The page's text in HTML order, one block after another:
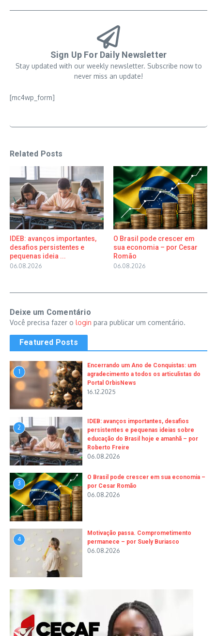
Sign Up For Daily Newsletter
Stay updated with our weekly newsletter. Subscribe now to
never miss an update!
[mc4wp_form]
Related Posts
IDEB: avanços importantes,
desafios persistentes e
pequenas ideia ...
06.08.2026
O Brasil pode crescer em
sua economia – por Cesar
Romão
06.08.2026
Deixe um Comentário
Você precisa fazer o login para publicar um comentário.
Featured Posts
1
Encerrando um Ano de Conquistas: um
agradecimento a todos os articulistas do
Portal OrbisNews
16.12.2025
2
IDEB: avanços importantes, desafios
persistentes e pequenas ideias sobre
educação do Brasil hoje e amanhã – por
Roberto Freire
06.08.2026
3
O Brasil pode crescer em sua economia –
por Cesar Romão
06.08.2026
4
Motivação passa. Comprometimento
permanece – por Suely Buriasco
06.08.2026